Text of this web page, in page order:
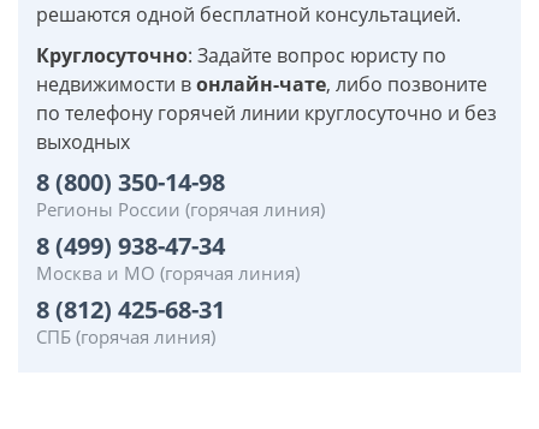
решаются одной бесплатной консультацией.
Круглосуточно: Задайте вопрос юристу по
недвижимости вонлайн-чате, либо позвоните
по телефону горячей линии круглосуточно и без
выходных
8 (800) 350-14-98
Регионы России (горячая линия)
8 (499) 938-47-34
Москва и МО (горячая линия)
8 (812) 425-68-31
СПБ (горячая линия)